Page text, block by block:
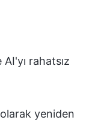
rahatsız
olarak yeniden